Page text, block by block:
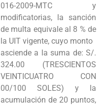
016-2009-MTC y
modificatorias, la sanción
de multa equivale al 8 % de
la UIT vigente, cuyo monto
asciende a la suma de: S/.
324.00 (TRESCIENTOS
VEINTICUATRO CON
00/100 SOLES) y la
acumulación de 20 puntos,